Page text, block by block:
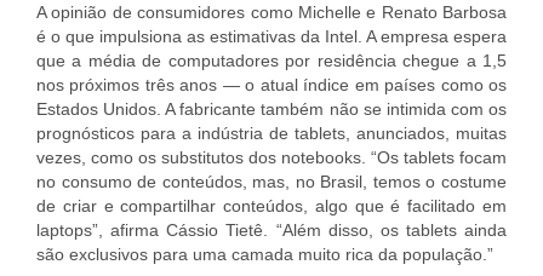
A opinião de consumidores como Michelle e Renato Barbosa
é o que impulsiona as estimativas da Intel. A empresa espera
que a média de computadores por residência chegue a 1,5
nos próximos três anos — o atual índice em países como os
Estados Unidos. A fabricante também não se intimida com os
prognósticos para a indústria de tablets, anunciados, muitas
vezes, como os substitutos dos notebooks. “Os tablets focam
no consumo de conteúdos, mas, no Brasil, temos o costume
de criar e compartilhar conteúdos, algo que é facilitado em
laptops”, afirma Cássio Tietê. “Além disso, os tablets ainda
são exclusivos para uma camada muito rica da população.”